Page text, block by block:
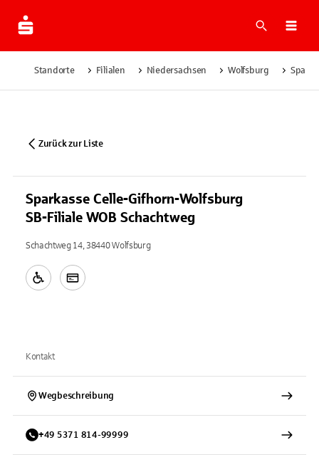
Suche
Standorte Filialen Niedersachsen Wolfsburg
Zurück zur Liste
Sparkasse Celle-Gifhorn-Wolfsburg
SB-Filiale WOB Schachtweg
Schachtweg 14, 38440 Wolfsburg
Kontakt
Wegbeschreibung
+49 5371 814-99999